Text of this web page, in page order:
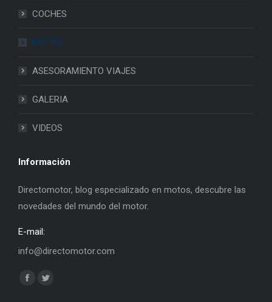
COCHES
MOTOS
ASESORAMIENTO VIAJES
GALERIA
VIDEOS
Información
Directomotor, blog especializado en motos, descubre las
novedades del mundo del motor.
E-mail:
info@directomotor.com
Find us on:
Facebook
Twitter